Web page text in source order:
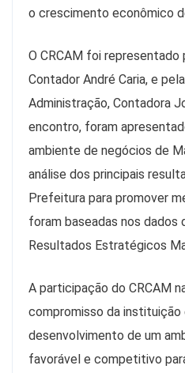
o crescimento econômico
O CRCAM foi
Contador André Caria, e
Administração, Contadora
encontro, foram
ambiente de negócios de
análise dos principais
Prefeitura para promover
foram baseadas nos dados
Resultados Estratégicos
A participação do CRCAM
compromisso da instituição
desenvolvimento de um
favorável e competitivo